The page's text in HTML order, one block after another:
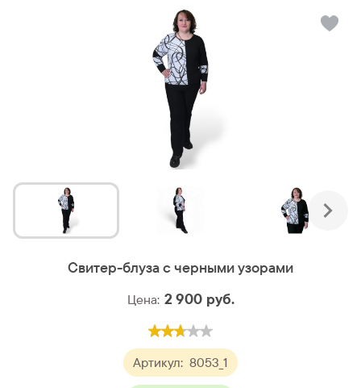
Свитер-блуза с черными узорами
Артикул: 8053_1
Цена: 2 900 руб.